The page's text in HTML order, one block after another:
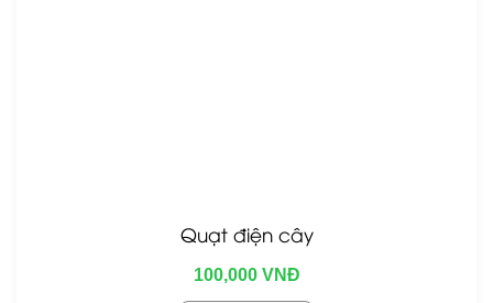
Quạt điện cây
100,000 VNĐ